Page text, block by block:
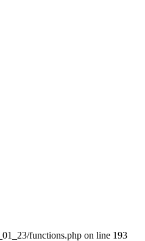
functions.php on line 193